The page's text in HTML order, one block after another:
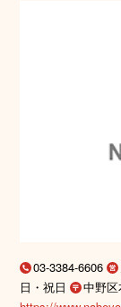
03-3384-6606
日・祝日
中野